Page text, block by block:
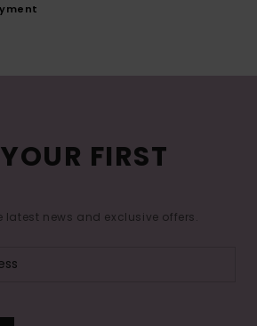
FIRST
latest news and exclusive offers.